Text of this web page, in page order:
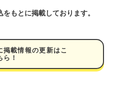
もとに掲載しております。
掲載情報の更新はこ
ら！